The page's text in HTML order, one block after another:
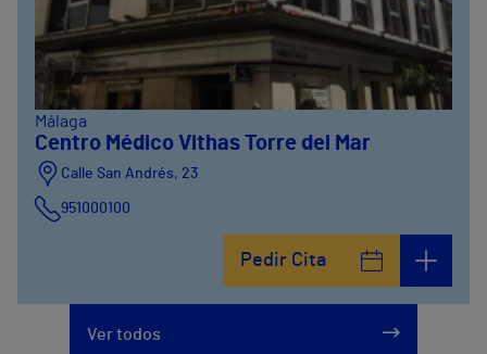
Málaga
Centro Médico Vithas Torre del Mar
Calle San Andrés, 23
951000100
Pedir Cita
Ver todos